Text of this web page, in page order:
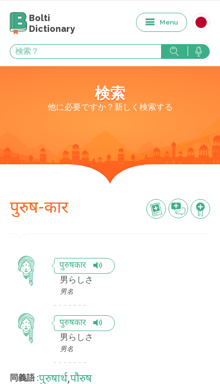
Bolti
Dictionary
Menu
検索
他に必要ですか？新しく検索する
पुरुष-कार
पुरुषकार
男らしさ
男名
पुरुषकार
男らしさ
男名
同義語 :पुरुषार्थ,पौरुष